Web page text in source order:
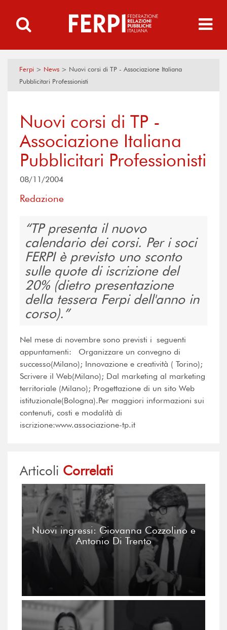
Ferpi > News > Nuovi corsi di TP - Associazione Italiana
Pubblicitari Professionisti
Nuovi corsi di TP -
Associazione Italiana
Pubblicitari Professionisti
08/11/2004
Redazione
TP presenta il nuovo
calendario dei corsi. Per i soci
FERPI è previsto uno sconto
sulle quote di iscrizione del
20% (dietro presentazione
della tessera Ferpi dell'anno in
corso).
Nel mese di novembre sono previsti i seguenti
appuntamenti: Organizzare un convegno di
successo(Milano); Innovazione e creatività ( Torino);
Scrivere il Web(Milano); Dal marketing al marketing
territoriale (Milano); Progettazione di un sito Web
istituzionale(Bologna).Per maggiori informazioni sui
contenuti, costi e modalità di
iscrizione:www.associazione-tp.it
Articoli Correlati
Nuovi ingressi: Giovanna Cozzolino e
Antonio Di Trento